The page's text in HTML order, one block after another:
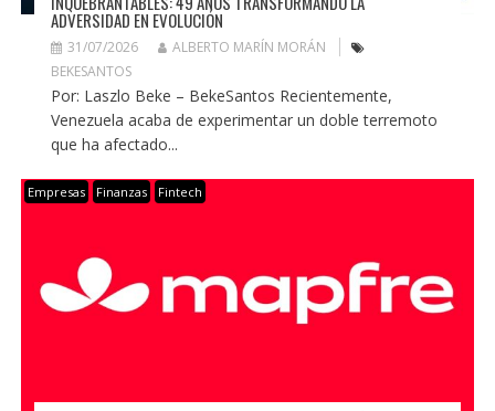
ADVERSIDAD EN EVOLUCIÓN
31/07/2026
ALBERTO MARÍN MORÁN
BEKESANTOS
Por: Laszlo Beke – BekeSantos Recientemente,
Venezuela acaba de experimentar un doble terremoto
que ha afectado...
Empresas Finanzas Fintech